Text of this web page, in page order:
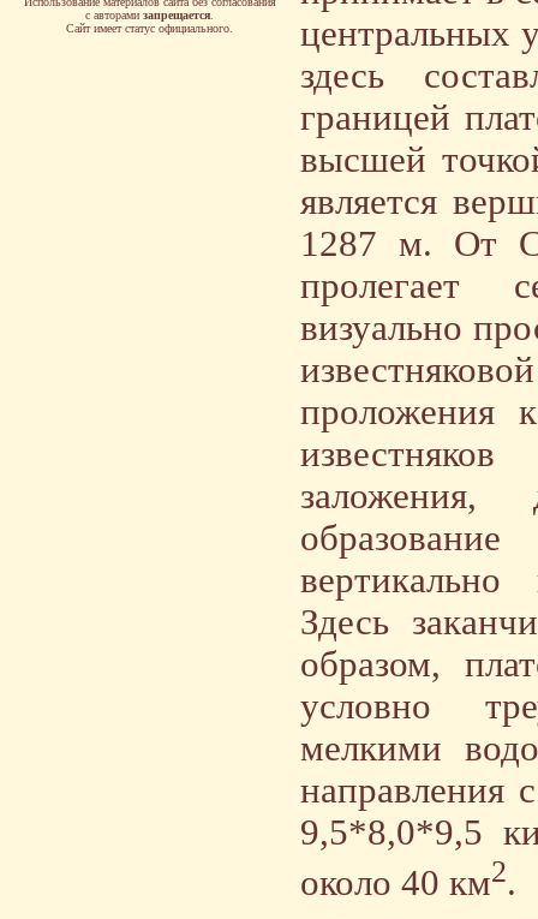
с авторамизапрещается
Сайт имеет статус официального.
центральных
здесь
границей
высшей
является
1287 м. От
пролегает
визуально
проложения
заложения,
вертикально
Здесь
образом,
условно
мелкими
направления
9,5*8,0*9,5
около 40 км2.